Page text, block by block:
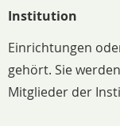
Institution
Einrichtungen
gehört. Sie
Mitglieder der